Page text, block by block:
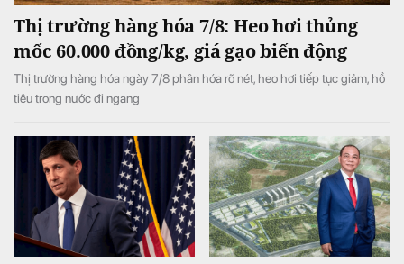
Thị trường hàng hóa 7/8: Heo hơi thủng
mốc 60.000 đồng/kg, giá gạo biến động
Thị trường hàng hóa ngày 7/8 phân hóa rõ nét, heo hơi tiếp tục giảm, hồ
tiêu trong nước đi ngang